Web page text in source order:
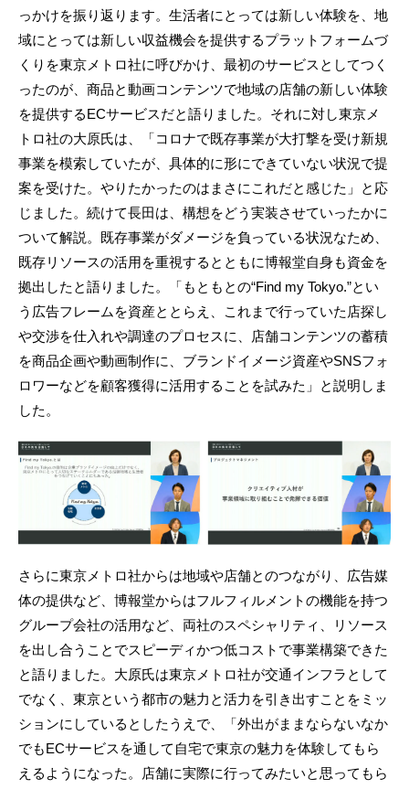
っかけを振り返ります。生活者にとっては新しい体験を、地
域にとっては新しい収益機会を提供するプラットフォームづ
くりを東京メトロ社に呼びかけ、最初のサービスとしてつく
ったのが、商品と動画コンテンツで地域の店舗の新しい体験
を提供するECサービスだと語りました。それに対し東京メ
トロ社の大原氏は、「コロナで既存事業が大打撃を受け新規
事業を模索していたが、具体的に形にできていない状況で提
案を受けた。やりたかったのはまさにこれだと感じた」と応
じました。続けて長田は、構想をどう実装させていったかに
ついて解説。既存事業がダメージを負っている状況なため、
既存リソースの活用を重視するとともに博報堂自身も資金を
拠出したと語りました。「もともとの“Find my Tokyo.”とい
う広告フレームを資産ととらえ、これまで行っていた店探し
や交渉を仕入れや調達のプロセスに、店舗コンテンツの蓄積
を商品企画や動画制作に、ブランドイメージ資産やSNSフォ
ロワーなどを顧客獲得に活用することを試みた」と説明しま
した。
さらに東京メトロ社からは地域や店舗とのつながり、広告媒
体の提供など、博報堂からはフルフィルメントの機能を持つ
グループ会社の活用など、両社のスペシャリティ、リソース
を出し合うことでスピーディかつ低コストで事業構築できた
と語りました。大原氏は東京メトロ社が交通インフラとして
でなく、東京という都市の魅力と活力を引き出すことをミッ
ションにしているとしたうえで、「外出がままならないなか
でもECサービスを通して自宅で東京の魅力を体験してもら
えるようになった。店舗に実際に行ってみたいと思ってもら